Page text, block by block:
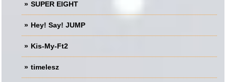
SUPER EIGHT
Hey! Say! JUMP
Kis-My-Ft2
timelesz